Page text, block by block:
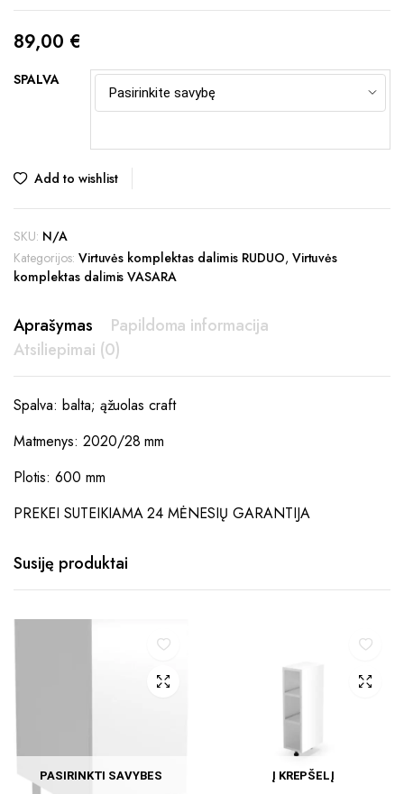
89,00 €
SPALVA
Add to wishlist
SKU: N/A
Kategorijos: Virtuvės komplektas dalimis RUDUO, Virtuvės
komplektas dalimis VASARA
Aprašymas
Papildoma informacija
Atsiliepimai (0)
Spalva: balta; ąžuolas craft
Matmenys: 2020/28 mm
Plotis: 600 mm
PREKEI SUTEIKIAMA 24 MĖNESIŲ GARANTIJA
Susiję produktai
PASIRINKTI SAVYBES Į KREPŠELĮ